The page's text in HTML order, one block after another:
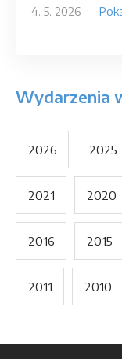
4. 5. 2026
Wydarzenia
2026 2025
2021 2020
2016 2015
2011 2010